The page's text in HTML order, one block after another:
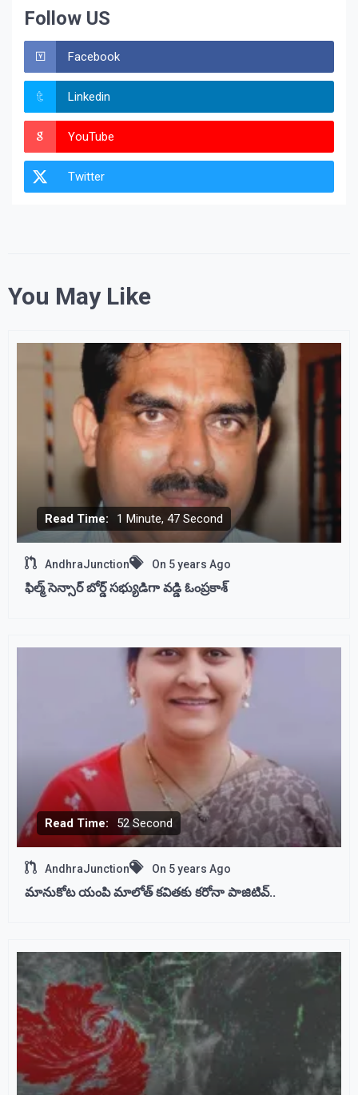
Follow US
Facebook
Linkedin
YouTube
Twitter
You May Like
Read Time: 1 Minute, 47 Second
AndhraJunction On 5 years Ago
ఫిల్మ్ సెన్సార్ బోర్డ్ సభ్యుడిగా వడ్డి ఓంప్రకాశ్
Read Time: 52 Second
AndhraJunction On 5 years Ago
మానుకోట యంపి మాలోత్ కవితకు కరోనా పాజిటివ్..